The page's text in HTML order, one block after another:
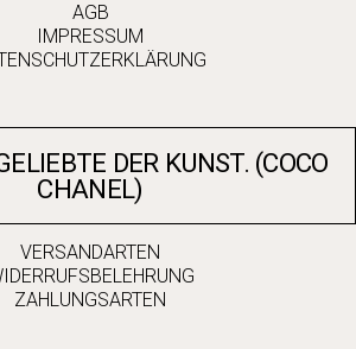
AGB
IMPRESSUM
DER KUNST. (COCO
CHANEL)
VERSANDARTEN
ZAHLUNGSARTEN